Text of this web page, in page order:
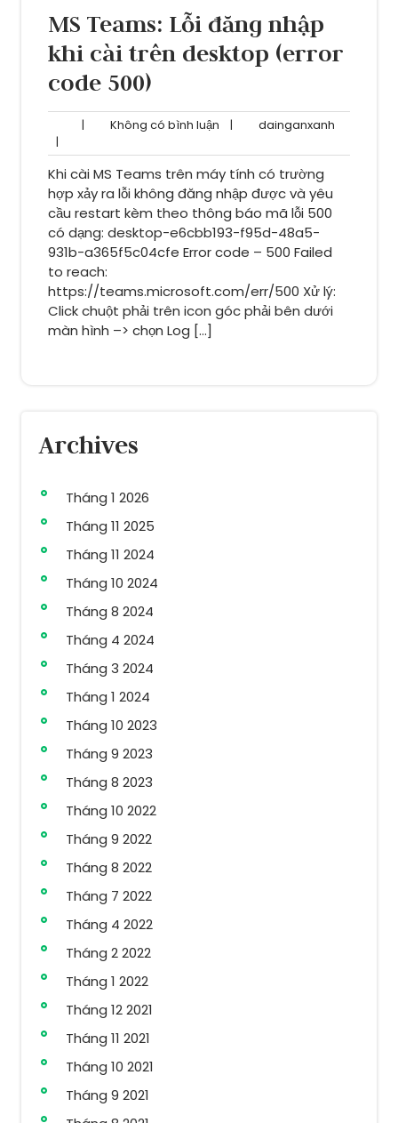
MS Teams: Lỗi đăng nhập
khi cài trên desktop (error
code 500)
| Không có bình luận Không
bình
luận
| dainganxanh
|
Khi cài MS Teams trên máy tính có trường
hợp xảy ra lỗi không đăng nhập được và yêu
cầu restart kèm theo thông báo mã lỗi 500
có dạng: desktop-e6cbb193-f95d-48a5-
931b-a365f5c04cfe Error code – 500 Failed
to reach:
https://teams.microsoft.com/err/500 Xử lý:
Click chuột phải trên icon góc phải bên dưới
màn hình –> chọn Log […]
Archives
Tháng 1 2026
Tháng 11 2025
Tháng 11 2024
Tháng 10 2024
Tháng 8 2024
Tháng 4 2024
Tháng 3 2024
Tháng 1 2024
Tháng 10 2023
Tháng 9 2023
Tháng 8 2023
Tháng 10 2022
Tháng 9 2022
Tháng 8 2022
Tháng 7 2022
Tháng 4 2022
Tháng 2 2022
Tháng 1 2022
Tháng 12 2021
Tháng 11 2021
Tháng 10 2021
Tháng 9 2021